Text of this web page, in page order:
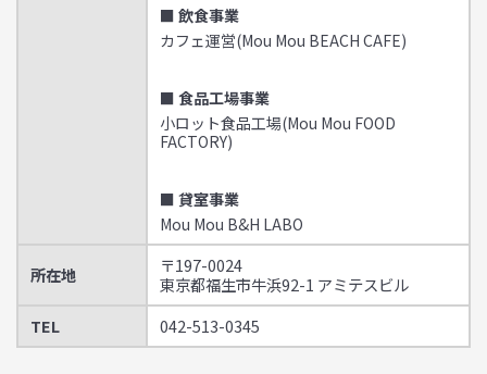
■ 飲食事業
カフェ運営(Mou Mou BEACH CAFE)
■ 食品工場事業
小ロット食品工場(Mou Mou FOOD
FACTORY)
■ 貸室事業
Mou Mou B&H LABO
所在地
〒197-0024
東京都福生市牛浜92-1 アミテスビル
TEL
042-513-0345